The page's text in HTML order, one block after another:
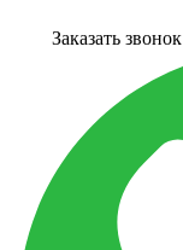
Заказать звонок